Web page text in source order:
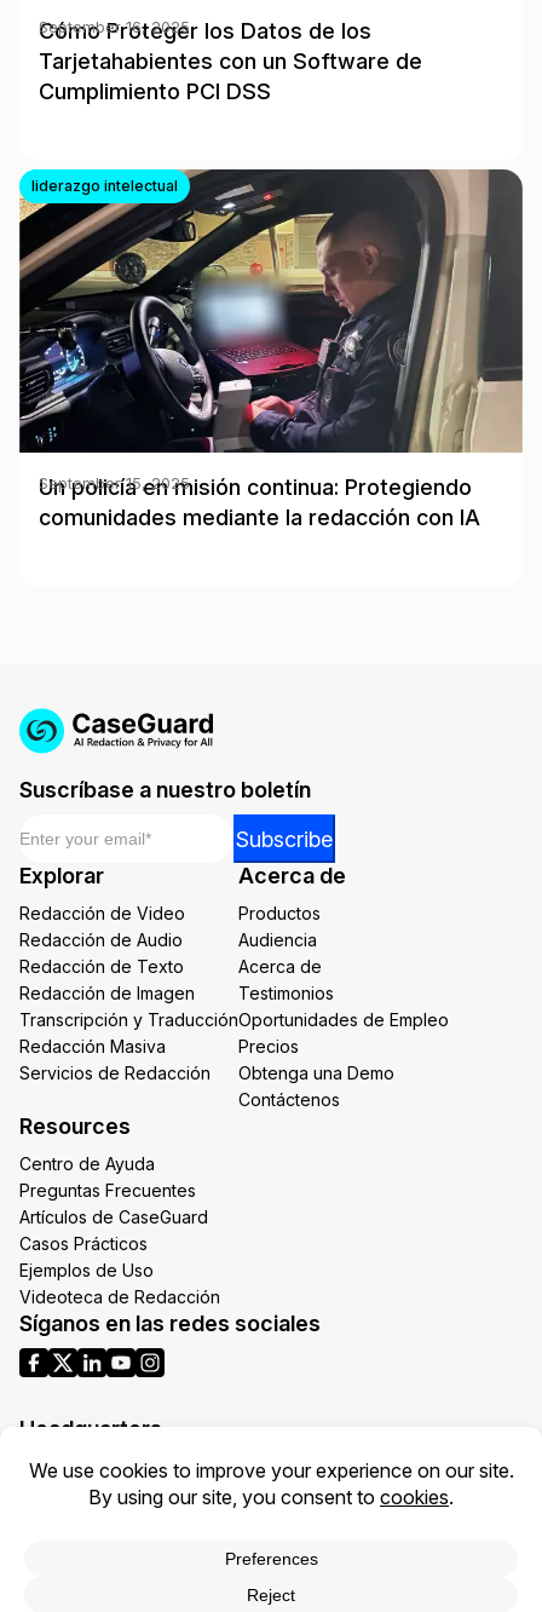
Cómo Proteger los Datos de los
Tarjetahabientes con un Software de
Cumplimiento PCI DSS
September 16, 2025
liderazgo intelectual
Un policía en misión continua: Protegiendo
comunidades mediante la redacción con IA
September 15, 2025
Suscríbase a nuestro boletín
*
Subscribe
Explorar
Redacción de Video
Redacción de Audio
Redacción de Texto
Redacción de Imagen
Transcripción y Traducción
Redacción Masiva
Servicios de Redacción
Acerca de
Productos
Audiencia
Acerca de
Testimonios
Oportunidades de Empleo
Precios
Obtenga una Demo
Contáctenos
Resources
Centro de Ayuda
Preguntas Frecuentes
Artículos de CaseGuard
Casos Prácticos
Ejemplos de Uso
Videoteca de Redacción
Síganos en las redes sociales
Headquarters
1700 N Moore St Suite 1701
Arlington VA 22209